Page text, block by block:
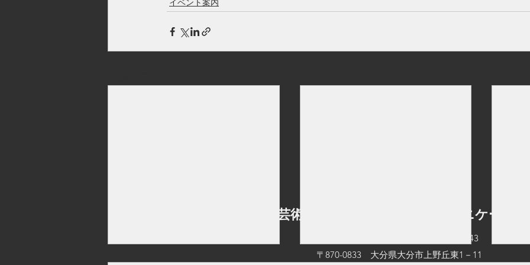
イベント案内
大分県立芸術文化短期大学 情報コミュニケーショ
FAX：097-545-0543
〒870-0833 大分県大分市上野丘東1－11